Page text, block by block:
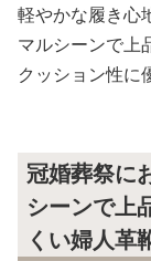
軽やかな履き心
マルシーンで上
クッション性に
冠婚葬祭に
シーンで上
くい婦人革